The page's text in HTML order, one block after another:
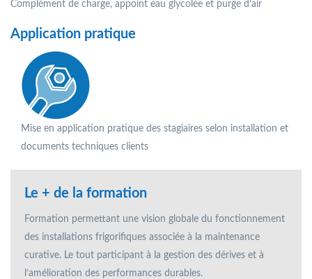
Complément de charge, appoint eau glycolée et purge d’air
Application pratique
Mise en application pratique des stagiaires selon installation et
documents techniques clients
Le + de la formation
Formation permettant une vision globale du fonctionnement
des installations frigoriﬁques associée à la maintenance
curative. Le tout participant à la gestion des dérives et à
l’amélioration des performances durables.